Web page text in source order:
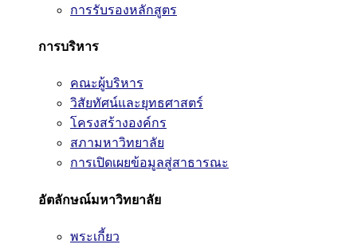
การรับรองหลักสูตร
การบริหาร
คณะผู้บริหาร
วิสัยทัศน์และยุทธศาสตร์
โครงสร้างองค์กร
สภามหาวิทยาลัย
การเปิดเผยข้อมูลสู่สาธารณะ
อัตลักษณ์มหาวิทยาลัย
พระเกี้ยว